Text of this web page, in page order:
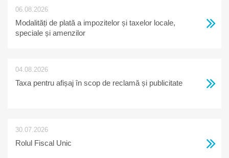
06.08.2026
Modalități de plată a impozitelor și taxelor locale,
speciale și amenzilor
04.08.2026
Taxa pentru afișaj în scop de reclamă și publicitate
30.07.2026
Rolul Fiscal Unic